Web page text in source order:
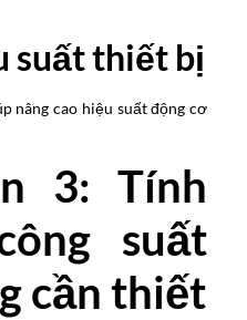
suất thiết bị
nâng cao hiệu suất động cơ
3: Tính
suất
cần thiết